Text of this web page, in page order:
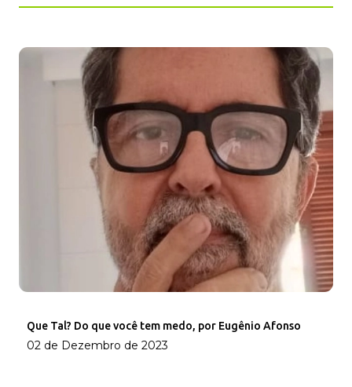
Que Tal? Do que você tem medo, por Eugênio Afonso
02 de Dezembro de 2023